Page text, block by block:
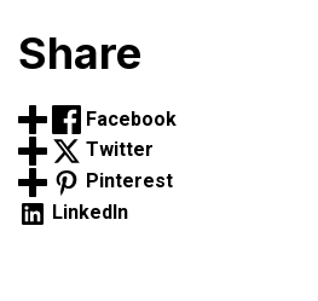
Share
Facebook
Twitter
Pinterest
LinkedIn